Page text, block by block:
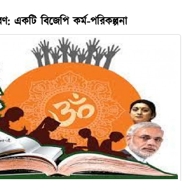
একটি বিজেপি কর্ম-পরিকল্পনা